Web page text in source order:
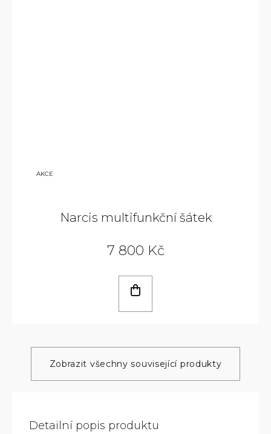
AKCE
Narcis multifunkční šátek
7 800 Kč
Zobrazit všechny související produkty
Detailní popis produktu